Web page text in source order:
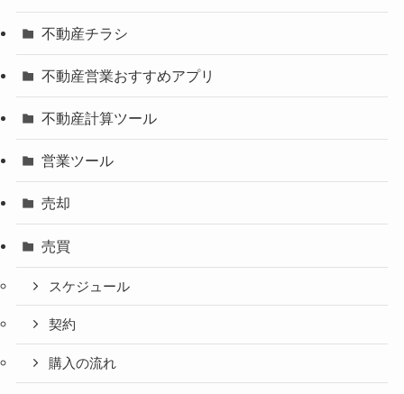
不動産チラシ
不動産営業おすすめアプリ
不動産計算ツール
営業ツール
売却
売買
スケジュール
契約
購入の流れ